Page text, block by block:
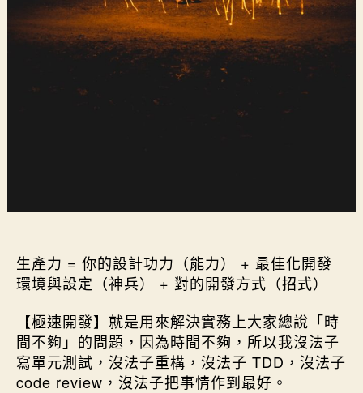
生產力 = 你的設計功力（能力） + 最佳化開發
環境與設定（神兵） + 對的開發方式（招式）
【極速開發】就是用來解決實務上大家總說「時
間不夠」的問題，因為時間不夠，所以我沒法子
寫單元測試，沒法子重構，沒法子 TDD，沒法子
code review，沒法子把事情作到最好。